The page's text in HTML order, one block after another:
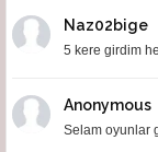
Naz02bige
5 kere girdim
Anonymous
Selam oyunlar